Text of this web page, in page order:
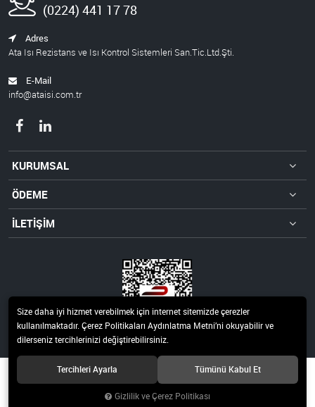
(0224) 441 17 78
Adres
Ata Isı Rezistans ve Isı Kontrol Sistemleri San.Tic.Ltd.Şti.
E-Mail
info@ataisi.com.tr
KURUMSAL
ÖDEME
İLETİŞİM
© 2021 Ata Isı Rezistans ve Isı Kontrol Sistemleri San.Tic.Ltd.Şti. Tüm hakları
saklıdır.
Size daha iyi hizmet verebilmek için internet sitemizde çerezler
kullanılmaktadır. Çerez Politikaları Aydınlatma Metni’ni okuyabilir ve
dilerseniz tercihlerinizi değiştirebilirsiniz.
Tercihleri Ayarla Tümünü Kabul Et
Gizlilik ve Çerez Politikası